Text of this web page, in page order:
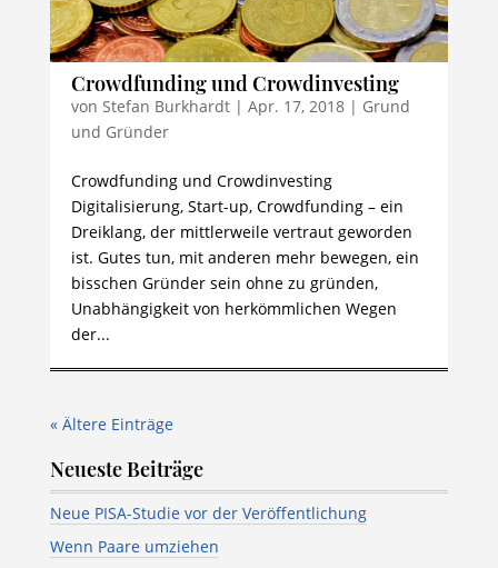
Crowdfunding und Crowdinvesting
von Stefan Burkhardt| Apr. 17, 2018| Grund
und Gründer
Crowdfunding und Crowdinvesting
Digitalisierung, Start-up, Crowdfunding – ein
Dreiklang, der mittlerweile vertraut geworden
ist. Gutes tun, mit anderen mehr bewegen, ein
bisschen Gründer sein ohne zu gründen,
Unabhängigkeit von herkömmlichen Wegen
der...
« Ältere Einträge
Neueste Beiträge
Neue PISA-Studie vor der Veröffentlichung
Wenn Paare umziehen